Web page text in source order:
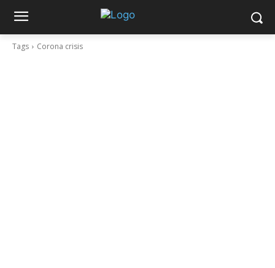
Tags Corona crisis